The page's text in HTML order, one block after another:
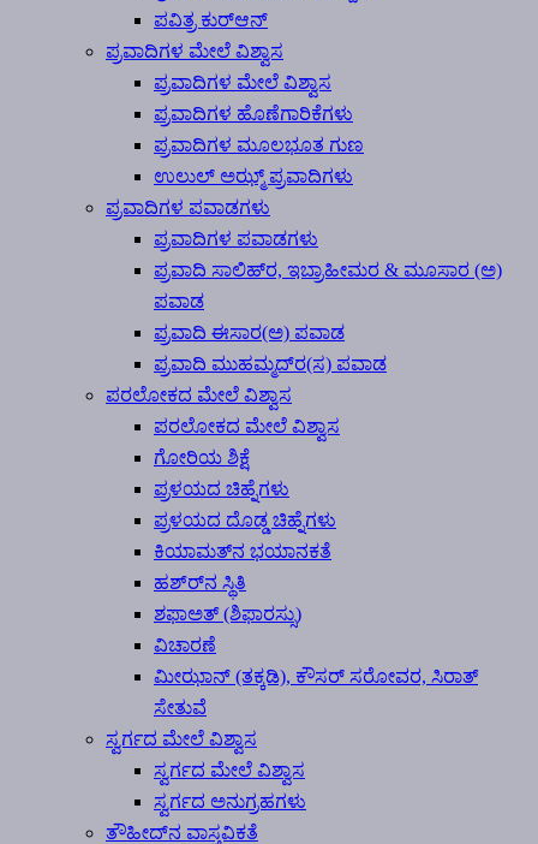
ಪವಿತ್ರ ಕುರ್‍ಆನ್
ಪ್ರವಾದಿಗಳ ಮೇಲೆ ವಿಶ್ವಾಸ
ಪ್ರವಾದಿಗಳ ಮೇಲೆ ವಿಶ್ವಾಸ
ಪ್ರವಾದಿಗಳ ಹೊಣೆಗಾರಿಕೆಗಳು
ಪ್ರವಾದಿಗಳ ಮೂಲಭೂತ ಗುಣ
ಉಲುಲ್ ಅಝ್ಮ್ ಪ್ರವಾದಿಗಳು
ಪ್ರವಾದಿಗಳ ಪವಾಡಗಳು
ಪ್ರವಾದಿಗಳ ಪವಾಡಗಳು
ಪ್ರವಾದಿ ಸಾಲಿಹ್‍ರ, ಇಬ್ರಾಹೀಮರ & ಮೂಸಾರ (ಅ)
ಪವಾಡ
ಪ್ರವಾದಿ ಈಸಾರ(ಅ) ಪವಾಡ
ಪ್ರವಾದಿ ಮುಹಮ್ಮದ್‍ರ(ಸ) ಪವಾಡ
ಪರಲೋಕದ ಮೇಲೆ ವಿಶ್ವಾಸ
ಪರಲೋಕದ ಮೇಲೆ ವಿಶ್ವಾಸ
ಗೋರಿಯ ಶಿಕ್ಷೆ
ಪ್ರಳಯದ ಚಿಹ್ನೆಗಳು
ಪ್ರಳಯದ ದೊಡ್ಡ ಚಿಹ್ನೆಗಳು
ಕಿಯಾಮತ್‍ನ ಭಯಾನಕತೆ
ಹಶ್ರ್‍ನ ಸ್ಥಿತಿ
ಶಫಾಅತ್ (ಶಿಫಾರಸ್ಸು)
ವಿಚಾರಣೆ
ಮೀಝಾನ್ (ತಕ್ಕಡಿ), ಕೌಸರ್ ಸರೋವರ, ಸಿರಾತ್
ಸೇತುವೆ
ಸ್ವರ್ಗದ ಮೇಲೆ ವಿಶ್ವಾಸ
ಸ್ವರ್ಗದ ಮೇಲೆ ವಿಶ್ವಾಸ
ಸ್ವರ್ಗದ ಅನುಗ್ರಹಗಳು
ತೌಹೀದ್‍ನ ವಾಸ್ತವಿಕತೆ